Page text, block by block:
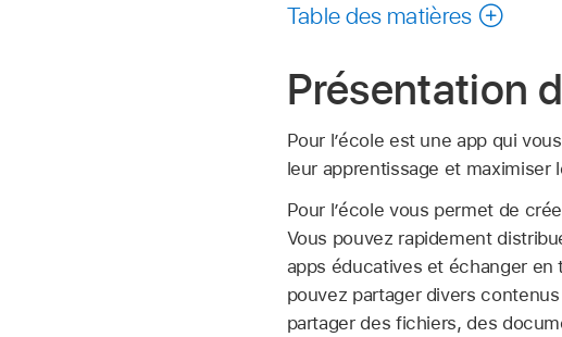
guide
Table des matières
Présentation
Pour l’école est une app qui
leur apprentissage et maximiser
Pour l’école vous permet de
Vous pouvez rapidement
apps éducatives et échanger
pouvez partager divers
partager des fichiers, des